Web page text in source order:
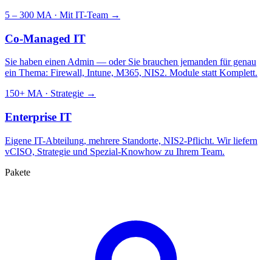
5 – 300 MA · Mit IT-Team →
Co-Managed IT
Sie haben einen Admin — oder Sie brauchen jemanden für genau
ein Thema: Firewall, Intune, M365, NIS2. Module statt Komplett.
150+ MA · Strategie →
Enterprise IT
Eigene IT-Abteilung, mehrere Standorte, NIS2-Pflicht. Wir liefern
vCISO, Strategie und Spezial-Knowhow zu Ihrem Team.
Pakete